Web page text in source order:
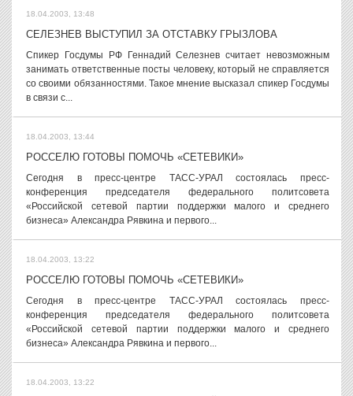
18.04.2003, 13:48
СЕЛЕЗНЕВ ВЫСТУПИЛ ЗА ОТСТАВКУ ГРЫЗЛОВА
Спикер Госдумы РФ Геннадий Селезнев считает невозможным
занимать ответственные посты человеку, который не справляется
со своими обязанностями. Такое мнение высказал спикер Госдумы
в связи с...
18.04.2003, 13:44
РОССЕЛЮ ГОТОВЫ ПОМОЧЬ «СЕТЕВИКИ»
Сегодня в пресс-центре ТАСС-УРАЛ состоялась пресс-
конференция председателя федерального политсовета
«Российской сетевой партии поддержки малого и среднего
бизнеса» Александра Рявкина и первого...
18.04.2003, 13:22
РОССЕЛЮ ГОТОВЫ ПОМОЧЬ «СЕТЕВИКИ»
Сегодня в пресс-центре ТАСС-УРАЛ состоялась пресс-
конференция председателя федерального политсовета
«Российской сетевой партии поддержки малого и среднего
бизнеса» Александра Рявкина и первого...
18.04.2003, 13:22